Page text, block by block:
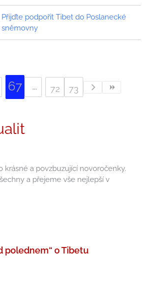
Přijďte podpořit Tibet do Poslanecké
sněmovny
67 72 73
krásné a povzbuzující novoročenky.
a přejeme vše nejlepší v
polednem“ o Tibetu